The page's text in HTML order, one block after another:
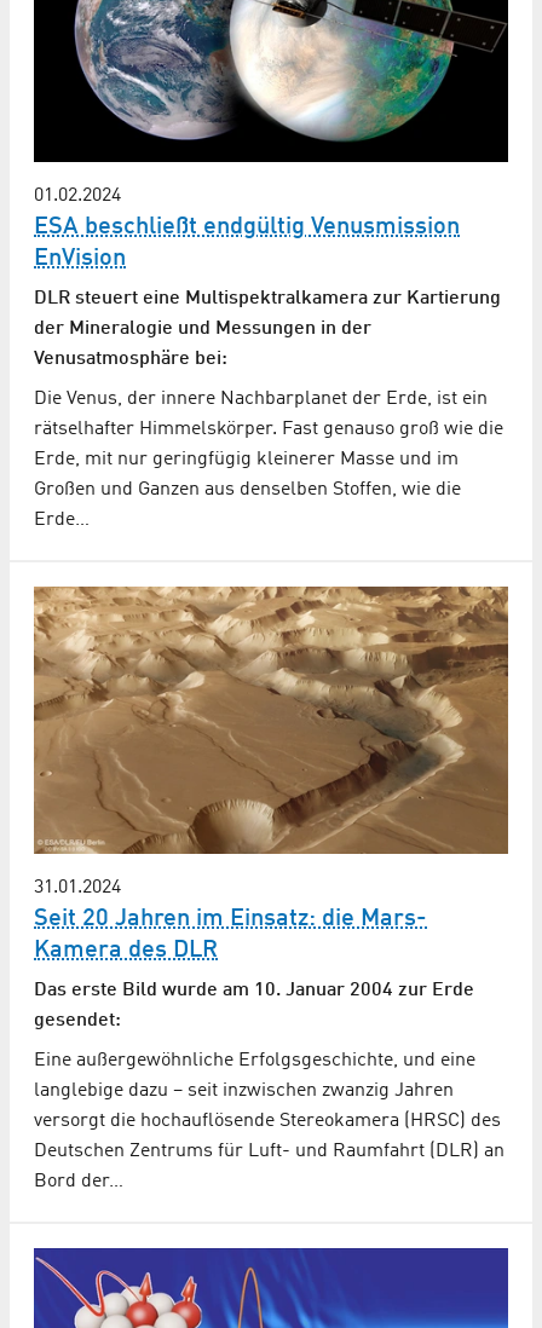
01.02.2024
ESA beschließt endgültig Venusmission
EnVision
DLR steuert eine Multispektralkamera zur Kartierung
der Mineralogie und Messungen in der
Venusatmosphäre bei:
Die Venus, der innere Nachbarplanet der Erde, ist ein
rätselhafter Himmelskörper. Fast genauso groß wie die
Erde, mit nur geringfügig kleinerer Masse und im
Großen und Ganzen aus denselben Stoffen, wie die
Erde…
31.01.2024
Seit 20 Jahren im Einsatz: die Mars-
Kamera des DLR
Das erste Bild wurde am 10. Januar 2004 zur Erde
gesendet:
Eine außergewöhnliche Erfolgsgeschichte, und eine
langlebige dazu – seit inzwischen zwanzig Jahren
versorgt die hochauflösende Stereokamera (HRSC) des
Deutschen Zentrums für Luft- und Raumfahrt (DLR) an
Bord der…